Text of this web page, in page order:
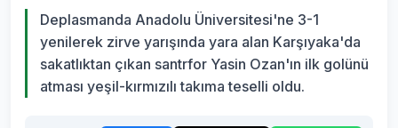
Deplasmanda Anadolu Üniversitesi'ne 3-1
yenilerek zirve yarışında yara alan Karşıyaka'da
sakatlıktan çıkan santrfor Yasin Ozan'ın ilk golünü
atması yeşil-kırmızılı takıma teselli oldu.